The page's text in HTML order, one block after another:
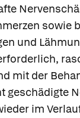
sowie
und
mit der
geschädigte
im